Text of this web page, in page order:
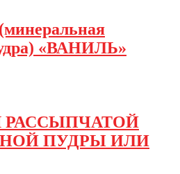
«ВАНИЛЬ»
РАССЫПЧАТОЙ
ПУДРЫ ИЛИ